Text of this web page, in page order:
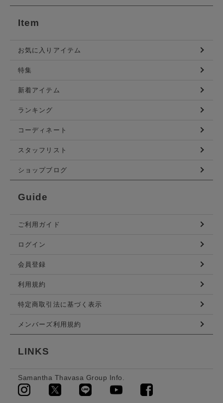
Item
お気に入りアイテム
特集
新着アイテム
ランキング
コーディネート
スタッフリスト
ショップブログ
Guide
ご利用ガイド
ログイン
会員登録
利用規約
特定商取引法に基づく表示
メンバーズ利用規約
LINKS
Samantha Thavasa Group Info.